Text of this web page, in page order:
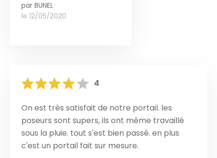
par BUNEL
le 12/05/2020
4
On est très satisfait de notre portail. les
poseurs sont supers, ils ont même travaillé
sous la pluie. tout s'est bien passé. en plus
c'est un portail fait sur mesure.